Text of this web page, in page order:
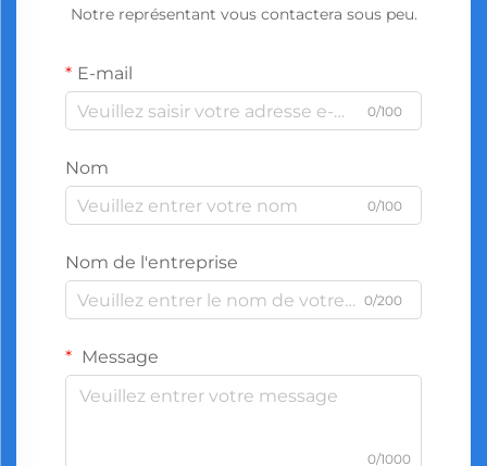
Notre représentant vous contactera sous peu.
E-mail
0/100
Nom
0/100
Nom de l'entreprise
0/200
Message
0/1000